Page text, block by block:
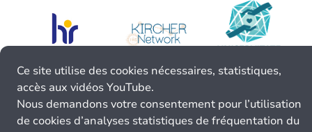
Ce site utilise des cookies nécessaires, statistiques,
accès aux vidéos YouTube.
Nous demandons votre consentement pour l’utilisation
de cookies d’analyses statistiques de fréquentation du